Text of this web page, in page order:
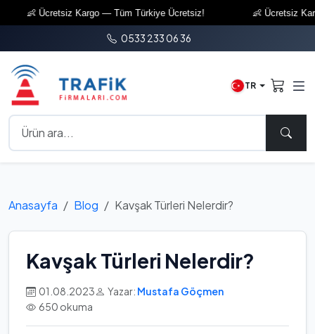
👶 Ücretsiz Kargo — Tüm Türkiye Ücretsiz! 👶 Ücretsiz Kargo
0533 233 06 36
TR
Anasayfa Blog Kavşak Türleri Nelerdir?
Kavşak Türleri Nelerdir?
01.08.2023 Yazar: Mustafa Göçmen
650 okuma